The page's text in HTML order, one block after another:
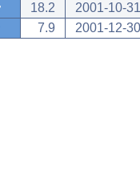
18.2
2001-10-31
7.9 2001-12-30